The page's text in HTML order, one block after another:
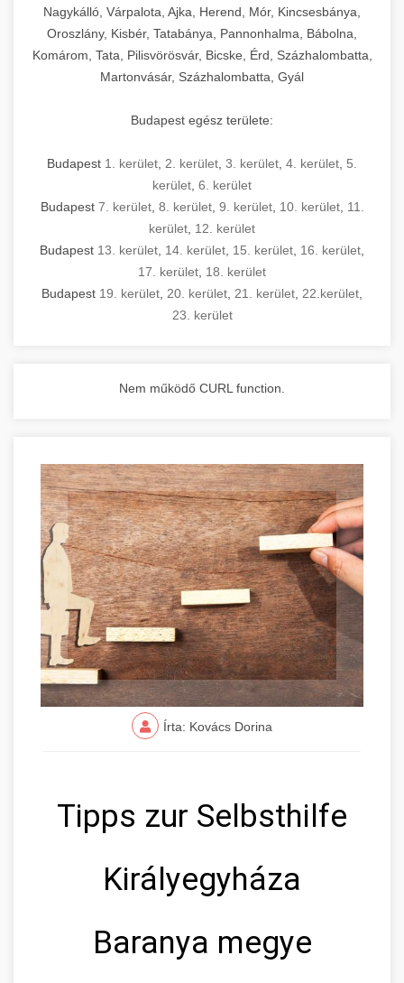
Nagykálló, Várpalota, Ajka, Herend, Mór, Kincsesbánya,
Oroszlány, Kisbér, Tatabánya, Pannonhalma, Bábolna,
Komárom, Tata, Pilisvörösvár, Bicske, Érd, Százhalombatta,
Martonvásár, Százhalombatta, Gyál
Budapest egész területe:
Budapest 1. kerület 2. kerület 3. kerület 4. kerület 5.
kerület 6. kerület
Budapest 7. kerület, 8. kerület, 9. kerület, 10. kerület, 11.
kerület 12. kerület
Budapest 13. kerület 14. kerület 15. kerület 16. kerület
17. kerület 18. kerület
Budapest 19. kerület 20. kerület 21. kerület 22.kerület
23. kerület
Nem működő CURL function.
Írta: Kovács Dorina
Tipps zur Selbsthilfe
Királyegyháza
Baranya megye